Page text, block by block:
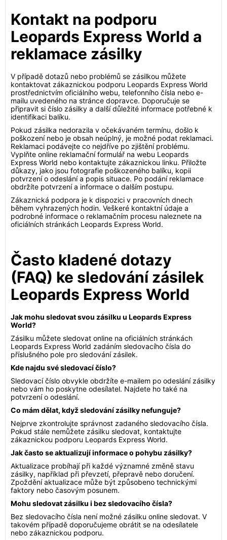
Kontakt na podporu
Leopards Express World a
reklamace zásilky
V případě dotazů nebo problémů se zásilkou můžete
kontaktovat zákaznickou podporu Leopards Express World
prostřednictvím oficiálního webu, telefonního čísla nebo e-
mailu uvedeného na stránce dopravce. Doporučuje se
připravit si číslo zásilky a další důležité informace potřebné k
identifikaci balíku.
Pokud zásilka nedorazila v očekávaném termínu, došlo k
poškození nebo je obsah neúplný, je možné podat reklamaci.
Reklamaci podávejte co nejdříve po zjištění problému.
Vyplňte online reklamační formulář na webu Leopards
Express World nebo kontaktujte zákaznickou linku. Přiložte
důkazy, jako jsou fotografie poškozeného balíku, kopii
potvrzení o odeslání a popis situace. Po podání reklamace
obdržíte potvrzení a informace o dalším postupu.
Zákaznická podpora je k dispozici v pracovních dnech
během vyhrazených hodin. Veškeré kontaktní údaje a
podrobné informace o reklamačním procesu naleznete na
oficiálních stránkách Leopards Express World.
Často kladené dotazy
(FAQ) ke sledování zásilek
Leopards Express World
Jak mohu sledovat svou zásilku u Leopards Express
World?
Zásilku můžete sledovat online na oficiálních stránkách
Leopards Express World zadáním sledovacího čísla do
příslušného pole pro sledování zásilek.
Kde najdu své sledovací číslo?
Sledovací číslo obvykle obdržíte e-mailem po odeslání zásilky
nebo vám ho poskytne odesílatel. Najdete ho také na
potvrzení o odeslání.
Co mám dělat, když sledování zásilky nefunguje?
Nejprve zkontrolujte správnost zadaného sledovacího čísla.
Pokud stále nemůžete zásilku sledovat, kontaktujte
zákaznickou podporu Leopards Express World.
Jak často se aktualizují informace o pohybu zásilky?
Aktualizace probíhají při každé významné změně stavu
zásilky, například při převzetí, přepravě nebo doručení.
Zpoždění aktualizace může být způsobeno technickými
faktory nebo časovým posunem.
Mohu sledovat zásilku i bez sledovacího čísla?
Bez sledovacího čísla není možné zásilku online sledovat. V
takovém případě doporučujeme obrátit se na odesílatele
nebo zákaznickou podporu.